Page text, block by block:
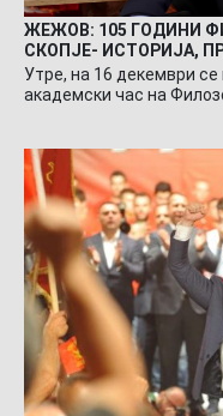
ЖЕЖОВ: 105 ГОДИНИ
СКОПЈЕ- ИСТОРИЈА,
Утре, на 16 декември
академски час на